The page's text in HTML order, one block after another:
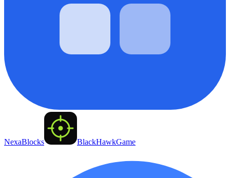
NexaBlocks BlackHawkGame